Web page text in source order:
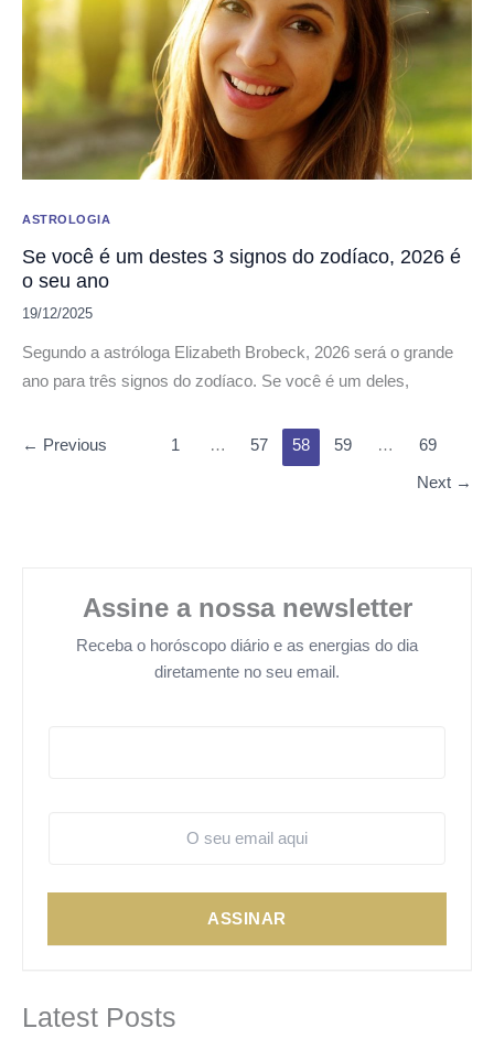
ASTROLOGIA
Se você é um destes 3 signos do zodíaco, 2026 é
o seu ano
19/12/2025
Segundo a astróloga Elizabeth Brobeck, 2026 será o grande
ano para três signos do zodíaco. Se você é um deles,
← Previous 1 … 57 58 59 … 69
Next →
Assine a nossa newsletter
Receba o horóscopo diário e as energias do dia
diretamente no seu email.
ASSINAR
Latest Posts